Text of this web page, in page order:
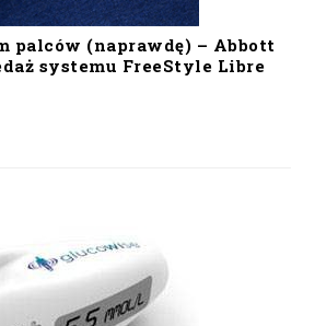
palców (naprawdę) – Abbott
systemu FreeStyle Libre